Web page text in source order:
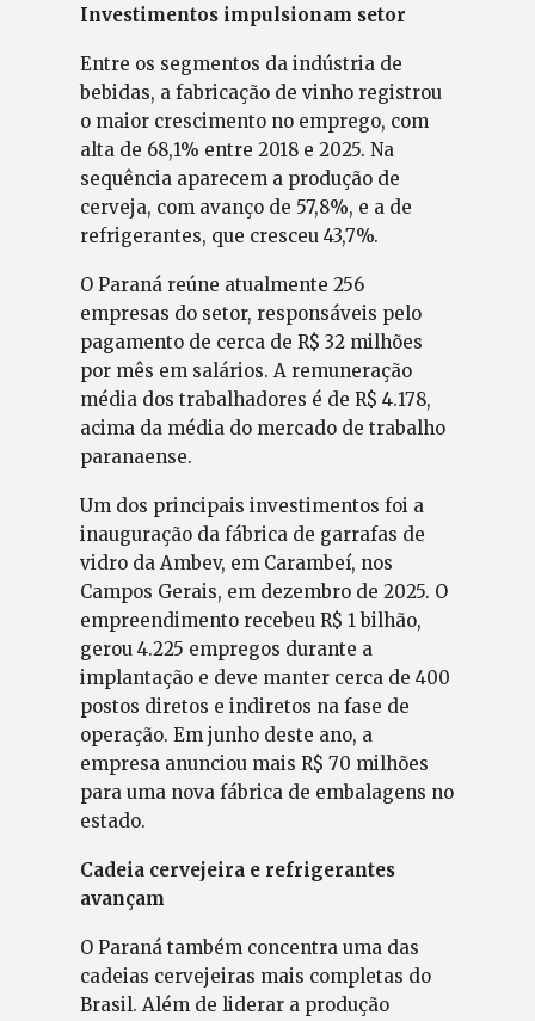
Investimentos impulsionam setor
Entre os segmentos da indústria de
bebidas, a fabricação de vinho registrou
o maior crescimento no emprego, com
alta de 68,1% entre 2018 e 2025. Na
sequência aparecem a produção de
cerveja, com avanço de 57,8%, e a de
refrigerantes, que cresceu 43,7%.
O Paraná reúne atualmente 256
empresas do setor, responsáveis pelo
pagamento de cerca de R$ 32 milhões
por mês em salários. A remuneração
média dos trabalhadores é de R$ 4.178,
acima da média do mercado de trabalho
paranaense.
Um dos principais investimentos foi a
inauguração da fábrica de garrafas de
vidro da Ambev, em Carambeí, nos
Campos Gerais, em dezembro de 2025. O
empreendimento recebeu R$ 1 bilhão,
gerou 4.225 empregos durante a
implantação e deve manter cerca de 400
postos diretos e indiretos na fase de
operação. Em junho deste ano, a
empresa anunciou mais R$ 70 milhões
para uma nova fábrica de embalagens no
estado.
Cadeia cervejeira e refrigerantes
avançam
O Paraná também concentra uma das
cadeias cervejeiras mais completas do
Brasil. Além de liderar a produção